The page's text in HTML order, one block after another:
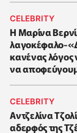
CELEBRITY
Η Μαρίνα
λαγοκέφαλο-
κανένας
να
CELEBRITY
Αντζελίνα
αδερφός της